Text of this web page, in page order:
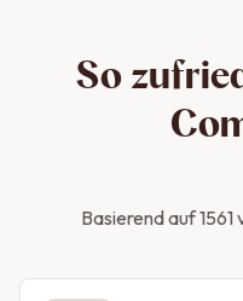
So
Basierend auf